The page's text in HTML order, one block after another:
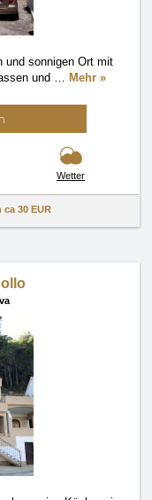
und sonnigen Ort mit
und … Mehr »
Wetter
ca 30 EUR